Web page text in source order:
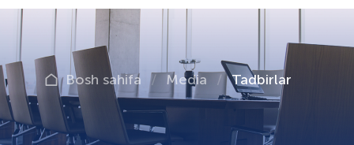
Bosh sahifa Media Tadbirlar